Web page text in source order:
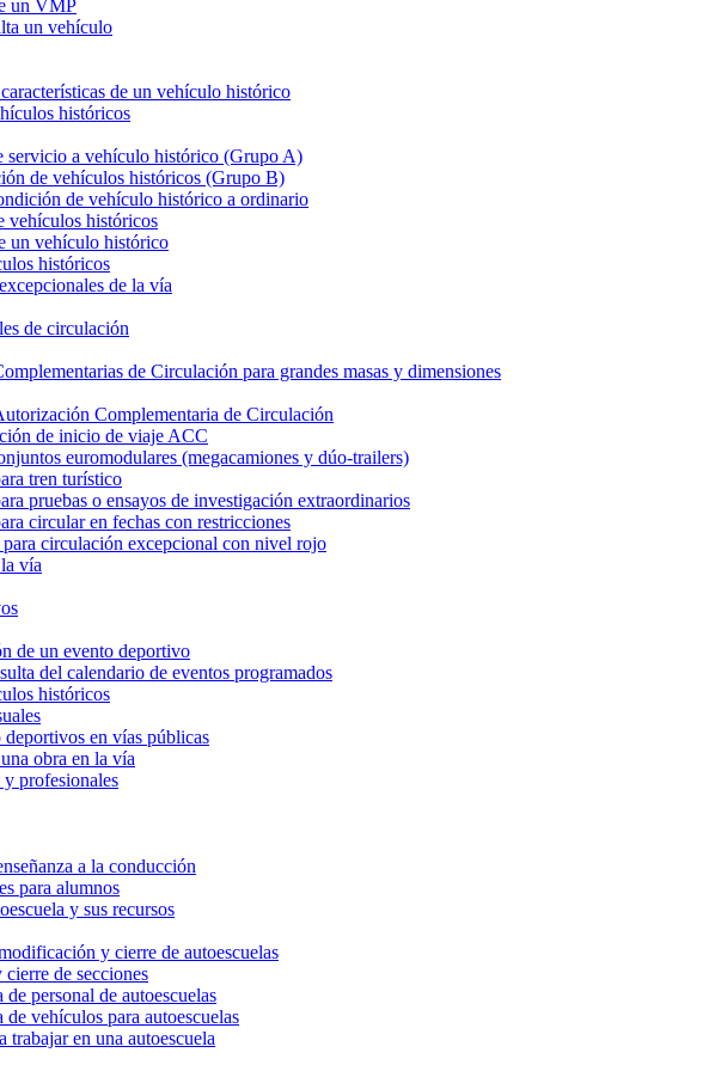
un VMP
un vehículo
de un vehículo histórico
históricos
servicio a vehículo histórico (Grupo A)
de vehículos históricos (Grupo B)
de vehículo histórico a ordinario
vehículos históricos
un vehículo histórico
históricos
de la vía
de circulación
de Circulación para grandes masas y dimensiones
Complementaria de Circulación
de inicio de viaje ACC
euromodulares (megacamiones y dúo-trailers)
tren turístico
pruebas o ensayos de investigación extraordinarios
circular en fechas con restricciones
circulación excepcional con nivel rojo
vía
de un evento deportivo
del calendario de eventos programados
históricos
deportivos en vías públicas
obra en la vía
y profesionales
a la conducción
para alumnos
y sus recursos
y cierre de autoescuelas
de secciones
personal de autoescuelas
de vehículos para autoescuelas
trabajar en una autoescuela